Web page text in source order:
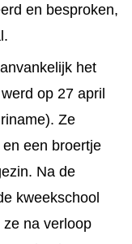
en besproken,
het
op 27 april
Ze
een broertje
Na de
kweekschool
na verloop